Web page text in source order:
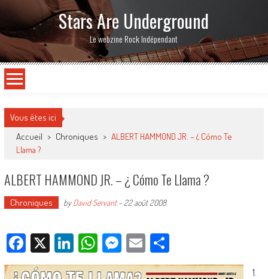
Stars Are Underground
Le webzine Rock Indépendant
Vous êtes ici
Accueil > Chroniques > ALBERT HAMMOND JR. – ¿ Cómo Te
Llama ?
ALBERT HAMMOND JR. – ¿ Cómo Te Llama ?
Chroniques byDavid Servant- 22 août 2008
Facebook
X LinkedIn
WhatsApp
Messenger
EmailPartager
1.